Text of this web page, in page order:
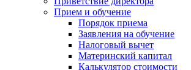
Прием и обучение
Порядок приема
Заявления на обучение
Налоговый вычет
Материнский капитал
Калькулятор стоимости